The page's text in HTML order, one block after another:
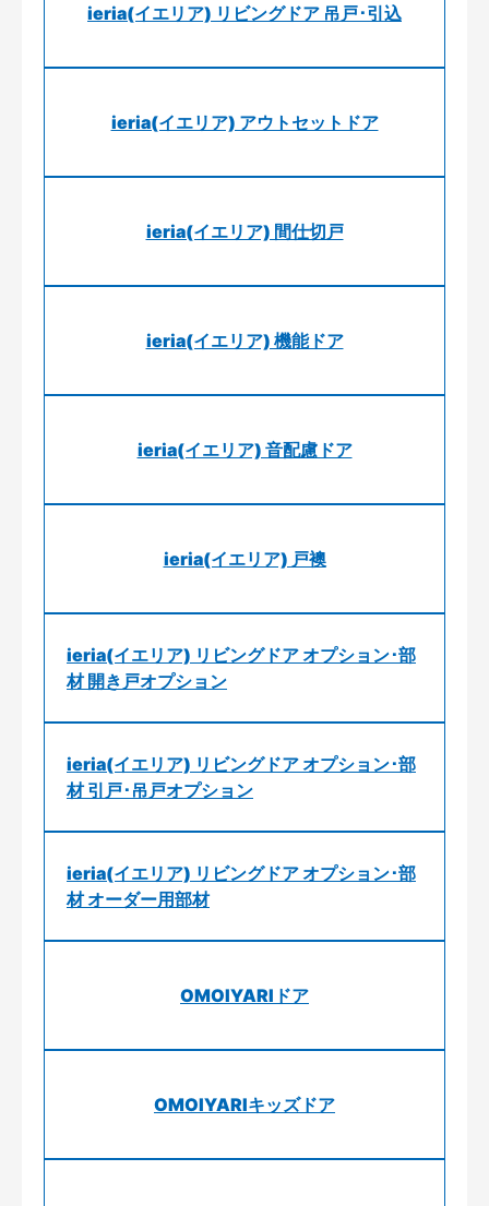
ieria(イエリア) リビングドア 吊戸･引込
ieria(イエリア) アウトセットドア
ieria(イエリア) 間仕切戸
ieria(イエリア) 機能ドア
ieria(イエリア) 音配慮ドア
ieria(イエリア) 戸襖
ieria(イエリア) リビングドア オプション･部
材 開き戸オプション
ieria(イエリア) リビングドア オプション･部
材 引戸･吊戸オプション
ieria(イエリア) リビングドア オプション･部
材 オーダー用部材
OMOIYARIドア
OMOIYARIキッズドア